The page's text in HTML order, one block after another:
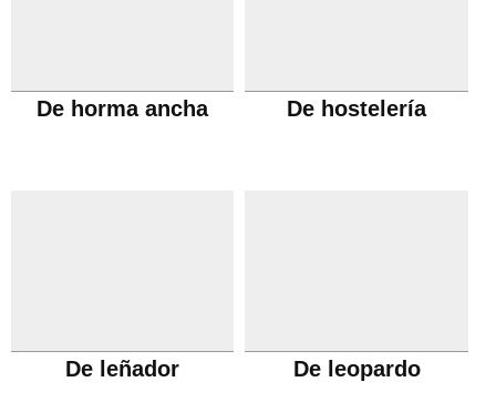
De horma ancha De hostelería
De leñador De leopardo